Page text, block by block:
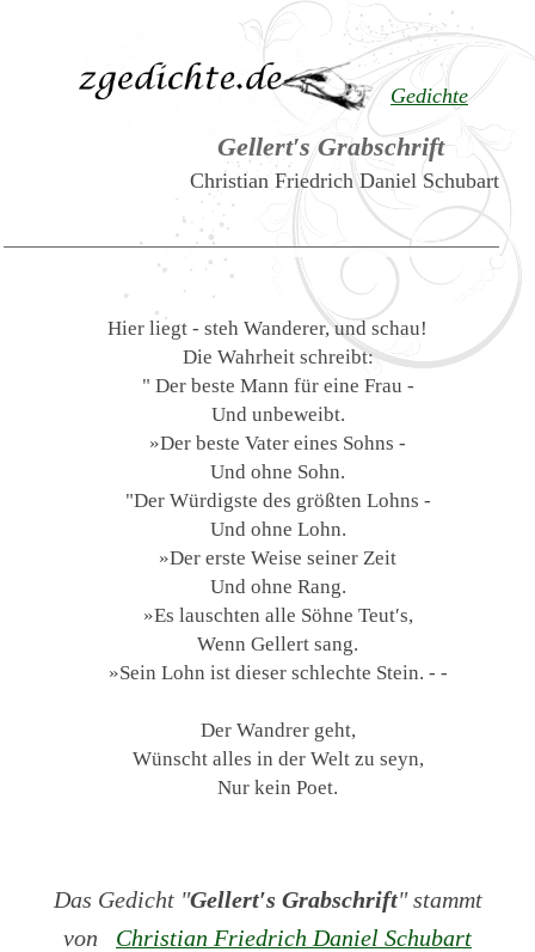
Gedichte
Gellert′s Grabschrift
Christian Friedrich Daniel Schubart
Hier liegt - steh Wanderer, und schau!
Die Wahrheit schreibt:
" Der beste Mann für eine Frau -
Und unbeweibt.
»Der beste Vater eines Sohns -
Und ohne Sohn.
"Der Würdigste des größten Lohns -
Und ohne Lohn.
»Der erste Weise seiner Zeit
Und ohne Rang.
»Es lauschten alle Söhne Teut′s,
Wenn Gellert sang.
»Sein Lohn ist dieser schlechte Stein. - -
Der Wandrer geht,
Wünscht alles in der Welt zu seyn,
Nur kein Poet.
Das Gedicht "Gellert′s Grabschrift" stammt
von
Christian Friedrich Daniel Schubart